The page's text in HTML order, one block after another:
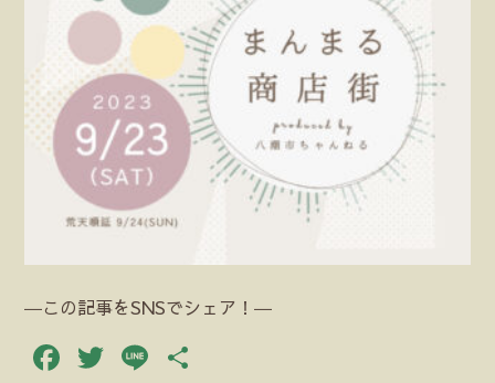
―この記事をSNSでシェア！―
Facebook
Twitter
Line